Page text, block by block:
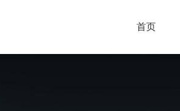
首页